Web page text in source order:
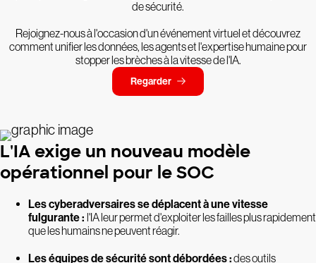
de sécurité.
Rejoignez-nous à l'occasion d'un événement virtuel et découvrez
comment unifier les données, les agents et l'expertise humaine pour
stopper les brèches à la vitesse de l'IA.
Regarder
L'IA exige un nouveau modèle
opérationnel pour le SOC
Les cyberadversaires se déplacent à une vitesse
fulgurante : l'IA leur permet d'exploiter les failles plus rapidement
que les humains ne peuvent réagir.
Les équipes de sécurité sont débordées :des outils